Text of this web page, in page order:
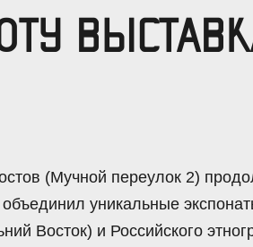
(Мучной переулок 2)
объединил уникальные
Восток) и Российского